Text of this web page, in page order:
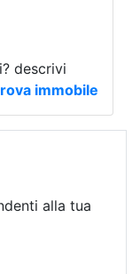
descrivi
immobile
alla tua